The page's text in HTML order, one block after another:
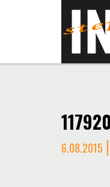
6.08.2015